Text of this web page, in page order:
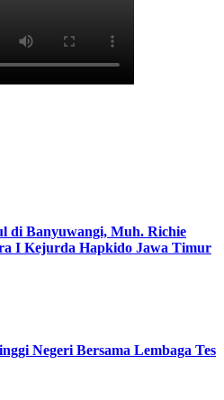
di Banyuwangi, Muh. Richie
I Kejurda Hapkido Jawa Timur
Negeri Bersama Lembaga Tes